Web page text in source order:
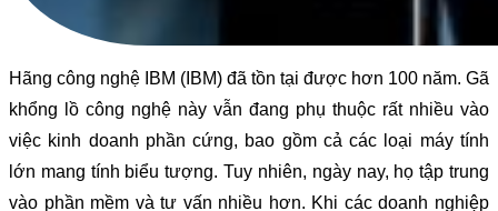
Hãng công nghệ IBM (IBM) đã tồn tại được hơn 100 năm. Gã
khổng lồ công nghệ này vẫn đang phụ thuộc rất nhiều vào
việc kinh doanh phần cứng, bao gồm cả các loại máy tính
lớn mang tính biểu tượng. Tuy nhiên, ngày nay, họ tập trung
vào phần mềm và tư vấn nhiều hơn. Khi các doanh nghiệp